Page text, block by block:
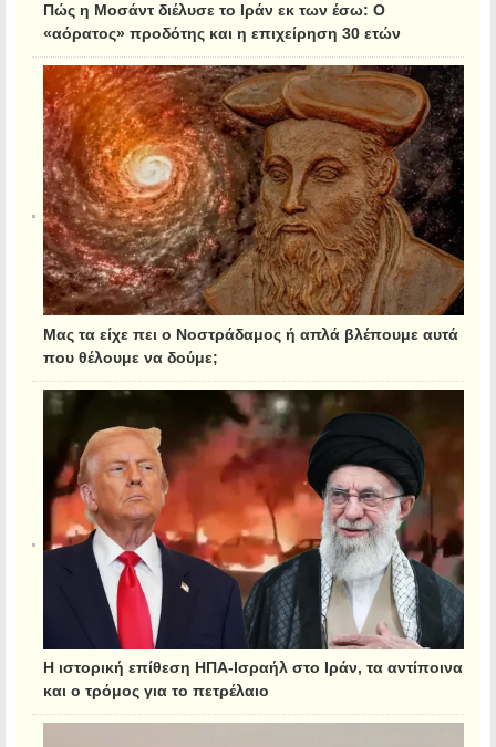
Πώς η Μοσάντ διέλυσε το Ιράν εκ των έσω: Ο
«αόρατος» προδότης και η επιχείρηση 30 ετών
Μας τα είχε πει ο Νοστράδαμος ή απλά βλέπουμε αυτά
που θέλουμε να δούμε;
Η ιστορική επίθεση ΗΠΑ-Ισραήλ στο Ιράν, τα αντίποινα
και ο τρόμος για το πετρέλαιο